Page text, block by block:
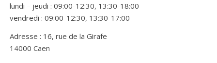
lundi – jeudi : 09:00-12:30, 13:30-18:00
vendredi : 09:00-12:30, 13:30-17:00
Adresse : 16, rue de la Girafe
14000 Caen